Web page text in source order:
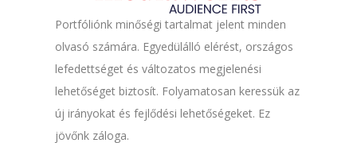
Portfóliónk minőségi tartalmat jelent minden
olvasó számára. Egyedülálló elérést, országos
lefedettséget és változatos megjelenési
lehetőséget biztosít. Folyamatosan keressük az
új irányokat és fejlődési lehetőségeket. Ez
jövőnk záloga.